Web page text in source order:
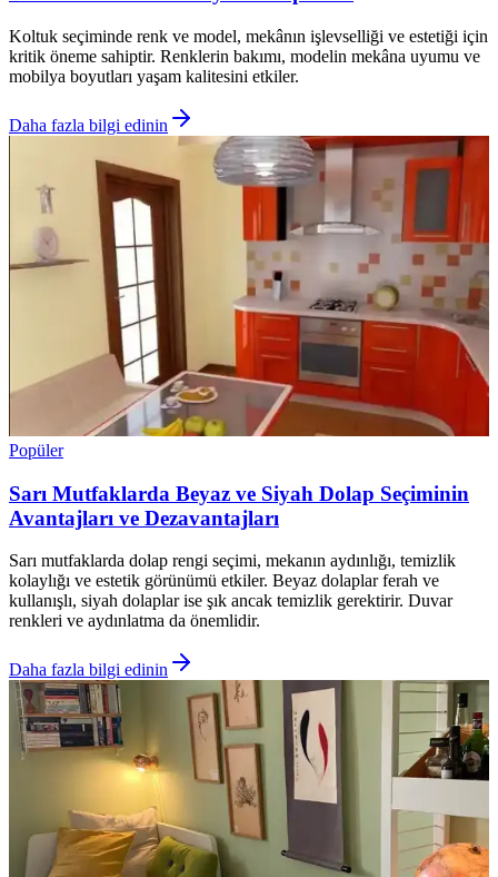
Koltuk seçiminde renk ve model, mekânın işlevselliği ve estetiği için
kritik öneme sahiptir. Renklerin bakımı, modelin mekâna uyumu ve
mobilya boyutları yaşam kalitesini etkiler.
Daha fazla bilgi edinin
Popüler
Sarı Mutfaklarda Beyaz ve Siyah Dolap Seçiminin
Avantajları ve Dezavantajları
Sarı mutfaklarda dolap rengi seçimi, mekanın aydınlığı, temizlik
kolaylığı ve estetik görünümü etkiler. Beyaz dolaplar ferah ve
kullanışlı, siyah dolaplar ise şık ancak temizlik gerektirir. Duvar
renkleri ve aydınlatma da önemlidir.
Daha fazla bilgi edinin